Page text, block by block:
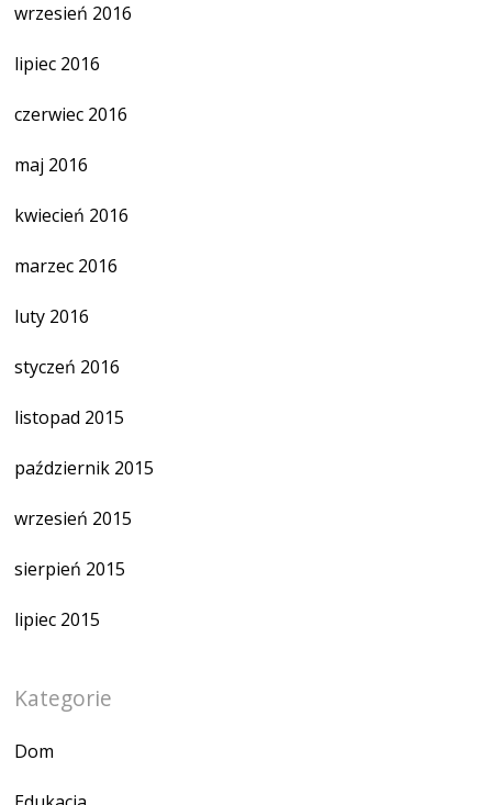
wrzesień 2016
lipiec 2016
czerwiec 2016
maj 2016
kwiecień 2016
marzec 2016
luty 2016
styczeń 2016
listopad 2015
październik 2015
wrzesień 2015
sierpień 2015
lipiec 2015
Kategorie
Dom